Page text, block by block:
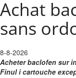
Achat
sans
8-8-2026
Acheter baclofen sur
Finul i cartouche